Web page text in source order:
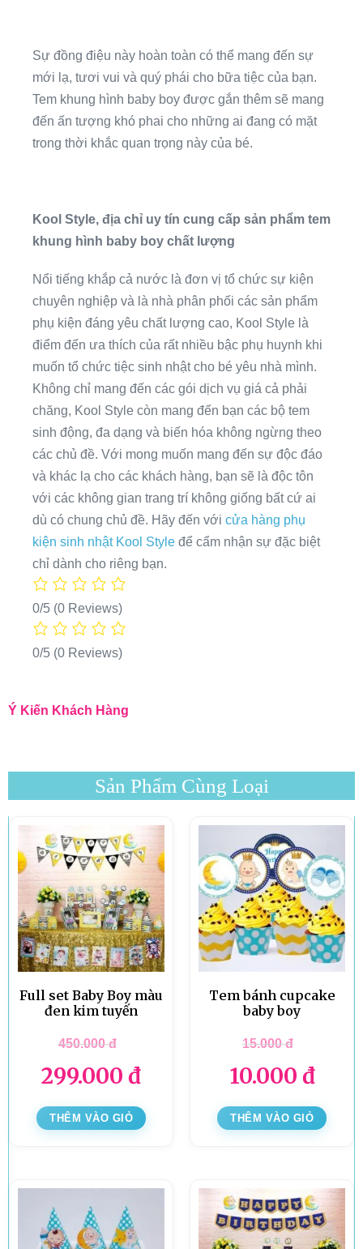
Sự đồng điệu này hoàn toàn có thể mang đến sự
mới lạ, tươi vui và quý phái cho bữa tiệc của bạn.
Tem khung hình baby boy được gắn thêm sẽ mang
đến ấn tượng khó phai cho những ai đang có mặt
trong thời khắc quan trọng này của bé.​
Kool Style, địa chỉ uy tín cung cấp sản phẩm tem
khung hình baby boy chất lượng
Nổi tiếng khắp cả nước là đơn vị tổ chức sự kiện
chuyên nghiệp và là nhà phân phối các sản phẩm
phụ kiện đáng yêu chất lượng cao, Kool Style là
điểm đến ưa thích của rất nhiều bậc phụ huynh khi
muốn tổ chức tiệc sinh nhật cho bé yêu nhà mình.
Không chỉ mang đến các gói dịch vụ giá cả phải
chăng, Kool Style còn mang đến bạn các bộ tem
sinh động, đa dạng và biến hóa không ngừng theo
các chủ đề. Với mong muốn mang đến sự độc đáo
và khác lạ cho các khách hàng, bạn sẽ là độc tôn
với các không gian trang trí không giống bất cứ ai
dù có chung chủ đề. Hãy đến với cửa hàng phụ
kiện sinh nhật Kool Style để cẩm nhận sự đặc biệt
chỉ dành cho riêng bạn.
0/5 (0 Reviews)
0/5 (0 Reviews)
Ý Kiến Khách Hàng
Sản Phẩm Cùng Loại
Full set Baby Boy màu
đen kim tuyến
450.000đ
299.000 đ
THÊM VÀO GIỎ
Tem bánh cupcake
baby boy
15.000đ
10.000 đ
THÊM VÀO GIỎ